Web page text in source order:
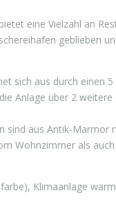
eine Vielzahl an
geblieben
sich aus durch einen
Anlage über 2
sind aus Antik-Marmor
Wohnzimmer als
Klimaanlage